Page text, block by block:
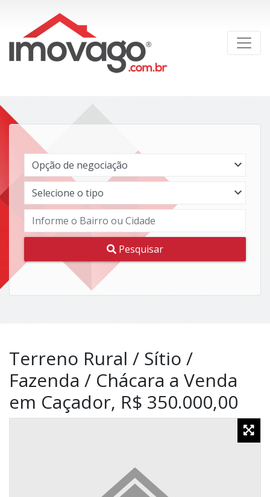
Pesquisar
Terreno Rural / Sítio /
Fazenda / Chácara a Venda
em Caçador, R$ 350.000,00